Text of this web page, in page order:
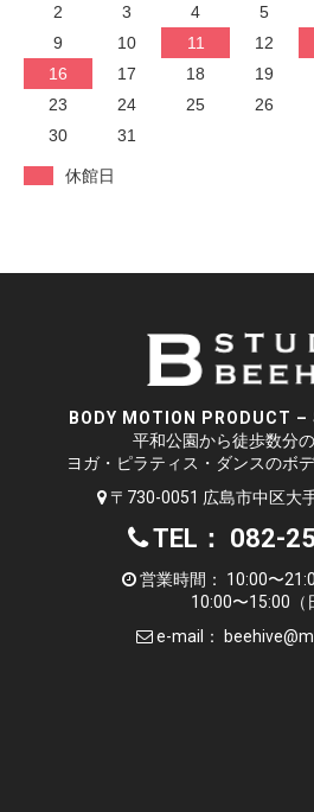
2
3 4 5
9
10 11 12
16
17 18 19
23
24 25 26
30
31
休館日
BODY MOTION PRODUCT –
平和公園から徒歩数分
ヨガ・ピラティス・ダンスのボ
〒730-0051 広島市中区大
TEL： 082-
営業時間： 10:00〜
10:00〜15:00（
e-mail：